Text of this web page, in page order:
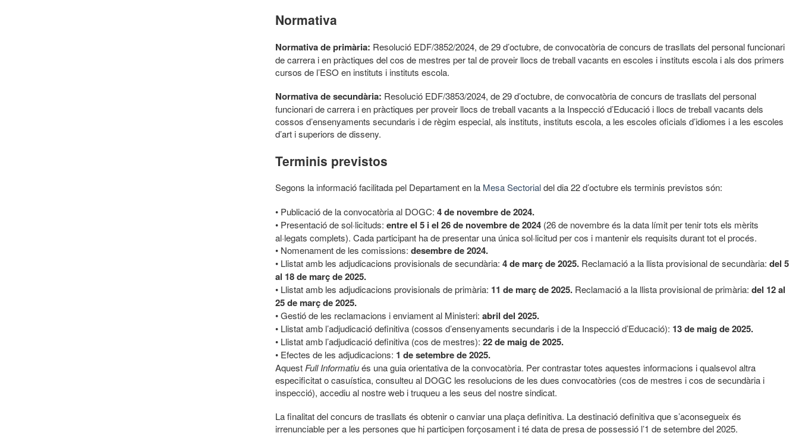
Normativa
Normativa de primària: Resolució EDF/3852/2024, de 29 d’octubre, de convocatòria de concurs de trasllats del personal funcionari
de carrera i en pràctiques del cos de mestres per tal de proveir llocs de treball vacants en escoles i instituts escola i als dos primers
cursos de l’ESO en instituts i instituts escola.
Normativa de secundària: Resolució EDF/3853/2024, de 29 d’octubre, de convocatòria de concurs de trasllats del personal
funcionari de carrera i en pràctiques per proveir llocs de treball vacants a la Inspecció d’Educació i llocs de treball vacants dels
cossos d’ensenyaments secundaris i de règim especial, als instituts, instituts escola, a les escoles oficials d’idiomes i a les escoles
d’art i superiors de disseny.
Terminis previstos
Segons la informació facilitada pel Departament en la Mesa Sectorialdel dia 22 d’octubre els terminis previstos són:
• Publicació de la convocatòria al DOGC: 4 de novembre de 2024.
• Presentació de sol·licituds: entre el 5 i el 26 de novembre de 2024 (26 de novembre és la data límit per tenir tots els mèrits
al·legats complets). Cada participant ha de presentar una única sol·licitud per cos i mantenir els requisits durant tot el procés.
• Nomenament de les comissions: desembre de 2024.
• Llistat amb les adjudicacions provisionals de secundària: 4 de març de 2025. Reclamació a la llista provisional de secundària: del 5
al 18 de març de 2025.
• Llistat amb les adjudicacions provisionals de primària: 11 de març de 2025. Reclamació a la llista provisional de primària: del 12 al
25 de març de 2025.
• Gestió de les reclamacions i enviament al Ministeri: abril del 2025.
• Llistat amb l’adjudicació definitiva (cossos d’ensenyaments secundaris i de la Inspecció d’Educació): 13 de maig de 2025.
• Llistat amb l’adjudicació definitiva (cos de mestres): 22 de maig de 2025.
• Efectes de les adjudicacions: 1 de setembre de 2025.
Aquest Full Informatiués una guia orientativa de la convocatòria. Per contrastar totes aquestes informacions i qualsevol altra
especificitat o casuística, consulteu al DOGC les resolucions de les dues convocatòries (cos de mestres i cos de secundària i
inspecció), accediu al nostre web i truqueu a les seus del nostre sindicat.
La finalitat del concurs de trasllats és obtenir o canviar una plaça definitiva. La destinació definitiva que s’aconsegueix és
irrenunciable per a les persones que hi participen forçosament i té data de presa de possessió l’1 de setembre del 2025.